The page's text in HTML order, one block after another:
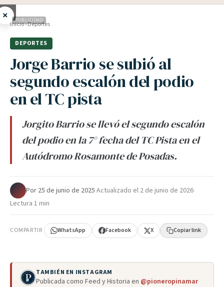
× PUBLICIDAD
Inicio›Deportes
DEPORTES
Jorge Barrio se subió al
segundo escalón del podio
en el TC pista
Jorgito Barrio se llevó el segundo escalón
del podio en la 7° fecha del TC Pista en el
Autódromo Rosamonte de Posadas.
Por·25 de junio de 2025·Actualizado el 2 de junio de 2026·
Lectura 1 min
COMPARTIR WhatsApp Facebook X Copiar link
TAMBIÉN EN INSTAGRAM
Publicada como Feed y Historia en @pioneropinamar